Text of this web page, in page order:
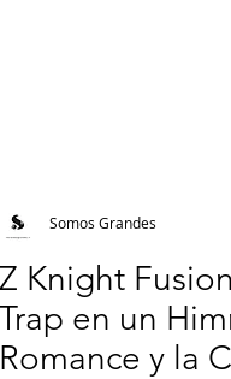
Z Knight
Trap en un
Romance y la
Somos Grandes